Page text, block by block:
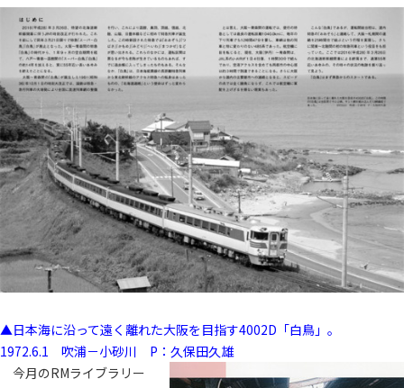
▲日本海に沿って遠く離れた大阪を目指す4002D「白鳥」。
1972.6.1 吹浦－小砂川 P：久保田久雄
今月のRMライブラリー